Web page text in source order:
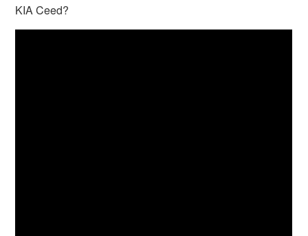
KIA Ceed?